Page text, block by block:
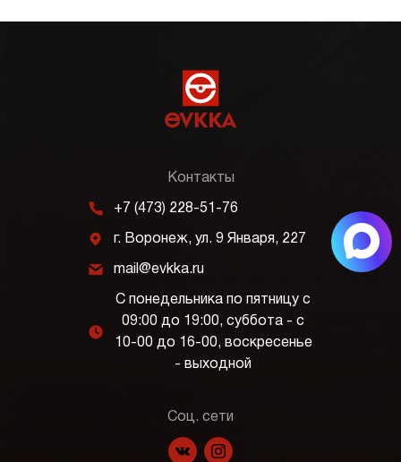
Контакты
m +7 (473) 228-51-76
j г. Воронеж, ул. 9 Января, 227
k mail@evkka.ru
l
С понедельника по пятницу с
09:00 до 19:00, суббота - с
10-00 до 16-00, воскресенье
- выходной
Соц. сети
f p